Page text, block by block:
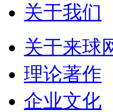
关于我们
关于来球
理论著作
企业文化